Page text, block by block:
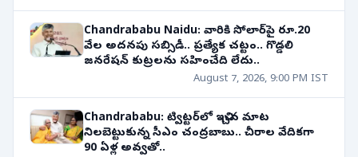
Chandrababu Naidu: వారికి సోలార్‌పై రూ.20
వేల అదనపు సబ్సిడీ.. ప్రత్యేక చట్టం.. గొడ్డలి
జనరేషన్ కుట్రలను సహించేది లేదు..
August 7, 2026, 9:00 PM IST
Chandrababu: ట్విట్టర్‌లో ఇచ్చిన మాట
నిలబెట్టుకున్న సీఎం చంద్రబాబు.. చీరాల వేదికగా
90 ఏళ్ల అవ్వతో..